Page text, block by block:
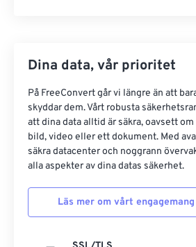
Dina data, vår prioritet
På FreeConvert går vi längre än att
skyddar dem. Vårt robusta
att dina data alltid är säkra, oavsett
bild, video eller ett dokument. Med
säkra datacenter och noggrann
alla aspekter av dina datas säkerhet.
Läs mer om vårt